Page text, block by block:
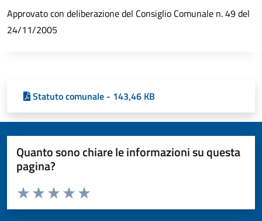
Approvato con deliberazione del Consiglio Comunale n. 49 del
24/11/2005
Statuto comunale - 143,46 KB
Quanto sono chiare le informazioni su questa
pagina?
Valuta da 1 a 5 stelle la pagina
Valuta 5 stelle su 5
Valuta 4 stelle su 5
Valuta 3 stelle su 5
Valuta 2 stelle su 5
Valuta 1 stelle su 5